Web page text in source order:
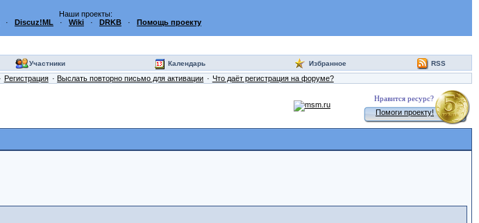
Наши проекты:
· Discuz!ML · Wiki · DRKB · Помощь проекту
Участники Календарь Избранное RSS
Регистрация Выслать повторно письмо для активации Что даёт регистрация на форуме?
Нравится ресурс?
Помоги проекту!